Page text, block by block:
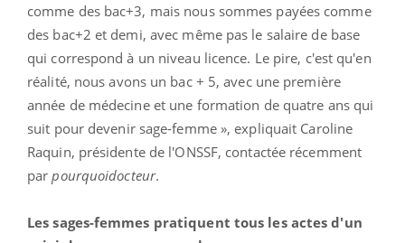
comme des bac+3, mais nous sommes payées comme
des bac+2 et demi, avec même pas le salaire de base
qui correspond à un niveau licence. Le pire, c'est qu'en
réalité, nous avons un bac + 5, avec une première
année de médecine et une formation de quatre ans qui
suit pour devenir sage-femme », expliquait Caroline
Raquin, présidente de l'ONSSF, contactée récemment
parpourquoidocteur.
Les sages-femmes pratiquent tous les actes d'un